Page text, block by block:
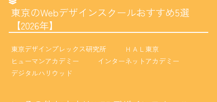
東京のWebデザインスクールおすすめ5選
【2026年】
東京デザインプレックス研究所
ＨＡＬ東京
ヒューマンアカデミー
インターネットアカデミー
デジタルハリウッド